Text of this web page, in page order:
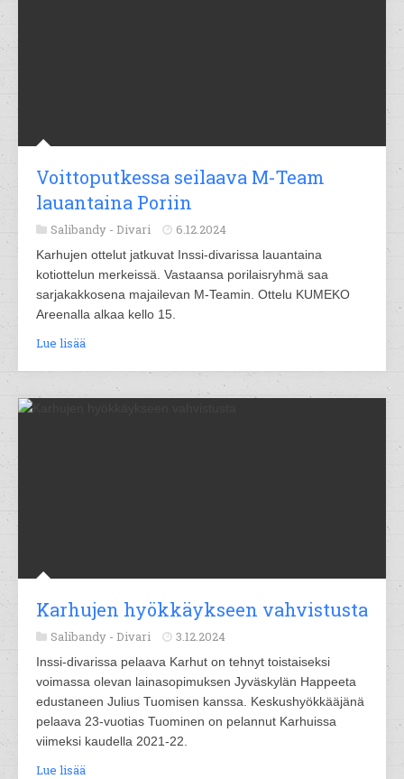
Voittoputkessa seilaava M-Team
lauantaina Poriin
Salibandy - Divari 6.12.2024
Karhujen ottelut jatkuvat Inssi-divarissa lauantaina
kotiottelun merkeissä. Vastaansa porilaisryhmä saa
sarjakakkosena majailevan M-Teamin. Ottelu KUMEKO
Areenalla alkaa kello 15.
Lue lisää
Karhujen hyökkäykseen vahvistusta
Salibandy - Divari 3.12.2024
Inssi-divarissa pelaava Karhut on tehnyt toistaiseksi
voimassa olevan lainasopimuksen Jyväskylän Happeeta
edustaneen Julius Tuomisen kanssa. Keskushyökkääjänä
pelaava 23-vuotias Tuominen on pelannut Karhuissa
viimeksi kaudella 2021-22.
Lue lisää